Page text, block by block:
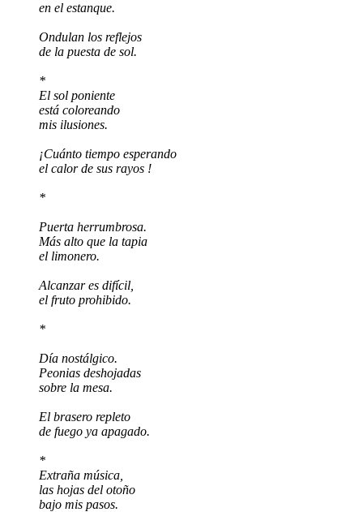
en el estanque.
Ondulan los reflejos
de la puesta de sol.
*
El sol poniente
está coloreando
mis ilusiones.
¡Cuánto tiempo esperando
el calor de sus rayos !
*
Puerta herrumbrosa.
Más alto que la tapia
el limonero.
Alcanzar es difícil,
el fruto prohibido.
*
Día nostálgico.
Peonias deshojadas
sobre la mesa.
El brasero repleto
de fuego ya apagado.
*
Extraña música,
las hojas del otoño
bajo mis pasos.